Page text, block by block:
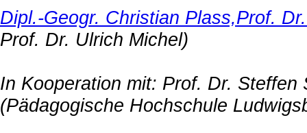
Dipl.-Geogr. Christian Plass,Prof.
Prof. Dr. Ulrich Michel)
In Kooperation mit: Prof. Dr.
(Pädagogische Hochschule